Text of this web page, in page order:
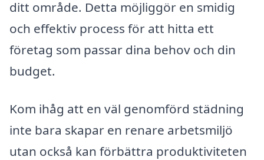
ditt område. Detta möjliggör en smidig
och effektiv process för att hitta ett
företag som passar dina behov och din
budget.
Kom ihåg att en väl genomförd städning
inte bara skapar en renare arbetsmiljö
utan också kan förbättra produktiviteten